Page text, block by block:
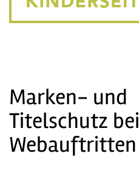
Marken- und
Titelschutz bei
Webauftritten